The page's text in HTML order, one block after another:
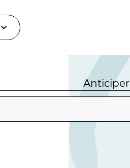
Anticiper